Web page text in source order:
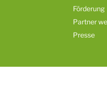
Förderung
Partner
Presse